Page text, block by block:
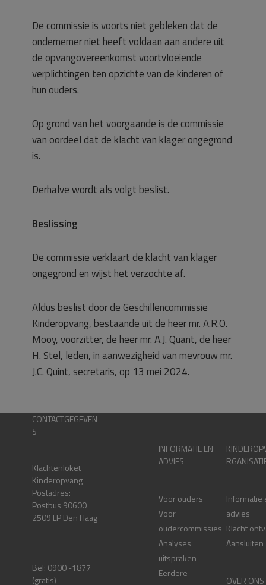
De commissie is voorts niet gebleken dat de
ondernemer niet heeft voldaan aan andere uit
de opvangovereenkomst voortvloeiende
verplichtingen ten opzichte van de kinderen of
hun ouders.
Op grond van het voorgaande is de commissie
van oordeel dat de klacht van klager ongegrond
is.
Derhalve wordt als volgt beslist.
Beslissing
De commissie verklaart de klacht van klager
ongegrond en wijst het verzochte af.
Aldus beslist door de Geschillencommissie
Kinderopvang, bestaande uit de heer mr. A.R.O.
Mooy, voorzitter, de heer mr. A.J. Quant, de heer
H. Stel, leden, in aanwezigheid van mevrouw mr.
J.C. Quint, secretaris, op 13 mei 2024.
CONTACTGEGEVEN
S
Klachtenloket
Kinderopvang
Postadres:
Postbus 90600
2509 LP Den Haag
Bel: 0900 -1877
(gratis)
INFORMATIE EN
ADVIES
Voor ouders
Voor
oudercommissies
Analyses
uitspraken
Eerdere
Informatie
advies
Klacht
Aansluiten
OVER ONS